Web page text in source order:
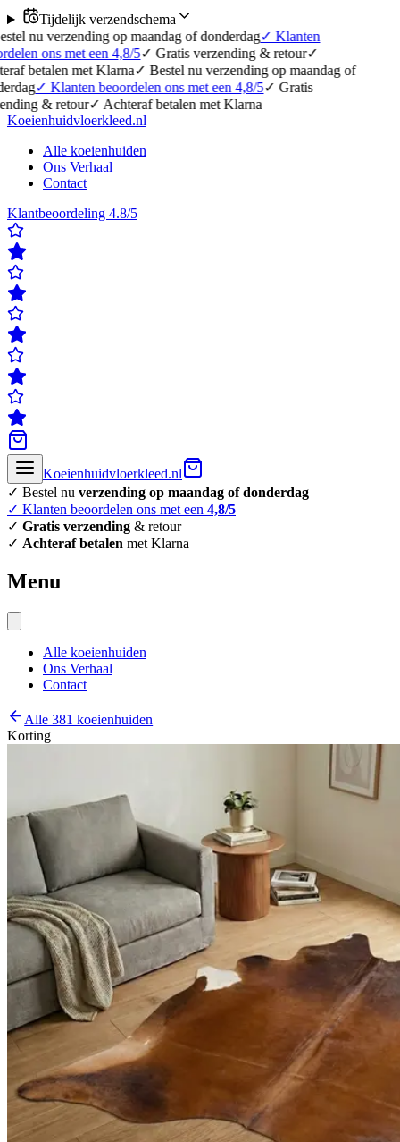
Tijdelijk verzendschema
op maandag of donderdag✓Klanten
een 4,8/5✓Gratis verzending & retour✓
met Klarna✓Bestel nu verzending op maandag of
beoordelen ons met een 4,8/5✓Gratis
✓ Achteraf betalen met Klarna
Koeienhuidvloerkleed.nl
Alle koeienhuiden
Ons Verhaal
Contact
Klantbeoordeling 4.8/5
Koeienhuidvloerkleed.nl
✓ Bestel nu verzending op maandag of donderdag
✓ Klanten beoordelen ons met een 4,8/5
✓ Gratis verzending & retour
✓ Achteraf betalen met Klarna
Menu
Alle koeienhuiden
Ons Verhaal
Contact
Alle 381 koeienhuiden
Korting